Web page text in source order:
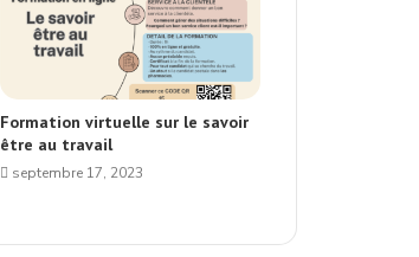
Formation virtuelle sur le savoir
être au travail
septembre 17, 2023